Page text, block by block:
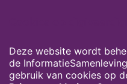
Deze website wordt
de
gebruik van cookies op